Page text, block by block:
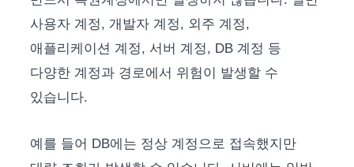
사용자 계정, 개발자 계정, 외주 계정,
애플리케이션 계정, 서버 계정, DB 계정 등
다양한 계정과 경로에서 위험이 발생할 수
있습니다.
예를 들어 DB에는 정상 계정으로 접속했지만